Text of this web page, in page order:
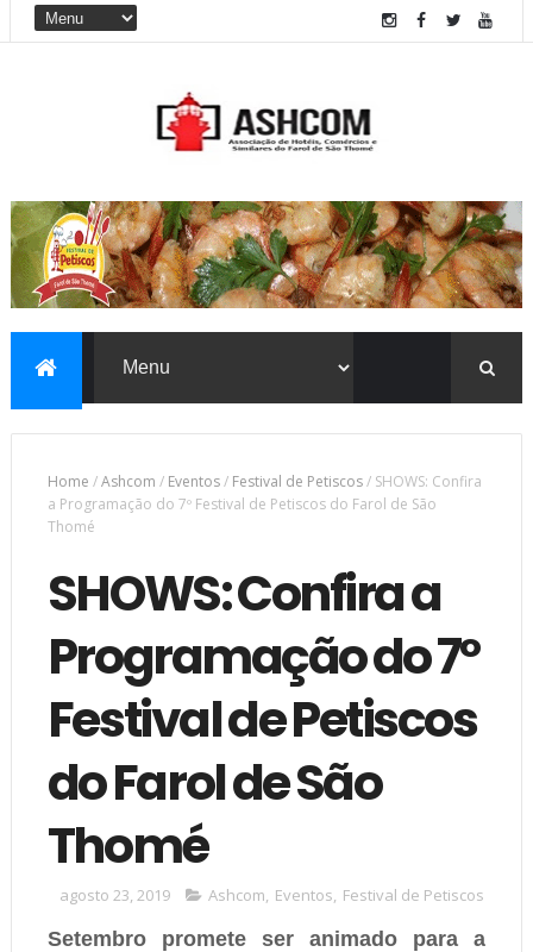
Home /Ashcom / Eventos/ Festival de Petiscos/ SHOWS: Confira
a Programação do 7º Festival de Petiscos do Farol de São
Thomé
SHOWS: Confira a
Programação do 7º
Festival de Petiscos
do Farol de São
Thomé
agosto 23, 2019 Ashcom, Eventos, Festival de Petiscos
Setembro promete ser animado para a